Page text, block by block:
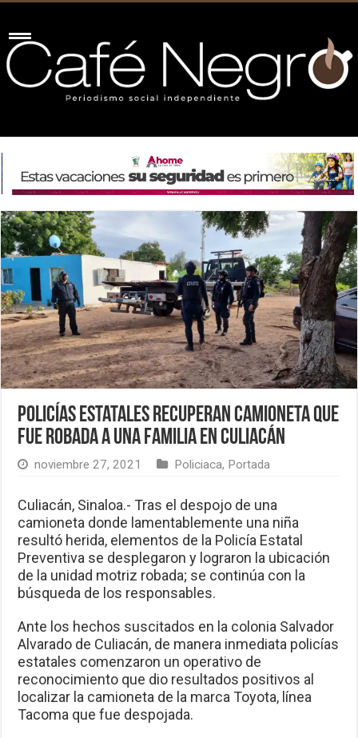
Policías Estatales recuperan camioneta que
fue robada a una familia en Culiacán
noviembre 27, 2021 Policiaca, Portada
Culiacán, Sinaloa.- Tras el despojo de una
camioneta donde lamentablemente una niña
resultó herida, elementos de la Policía Estatal
Preventiva se desplegaron y lograron la ubicación
de la unidad motriz robada; se continúa con la
búsqueda de los responsables.
Ante los hechos suscitados en la colonia Salvador
Alvarado de Culiacán, de manera inmediata policías
estatales comenzaron un operativo de
reconocimiento que dio resultados positivos al
localizar la camioneta de la marca Toyota, línea
Tacoma que fue despojada.